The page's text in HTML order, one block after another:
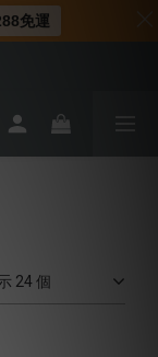
領取
領取
24 個
免運